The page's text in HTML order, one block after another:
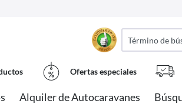
Ofertas especiales
Alquiler de Autocaravanes